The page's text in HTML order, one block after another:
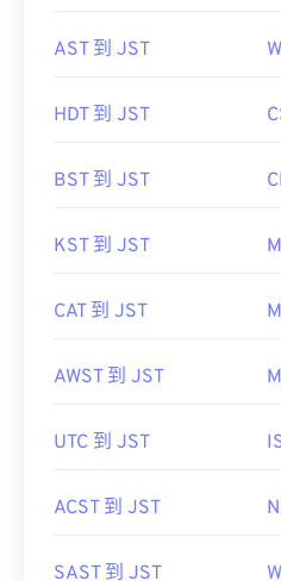
AST 到 JST
HDT 到 JST
BST 到 JST
KST 到 JST
CAT 到 JST
AWST 到 JST
UTC 到 JST
ACST 到 JST
SAST 到 JST